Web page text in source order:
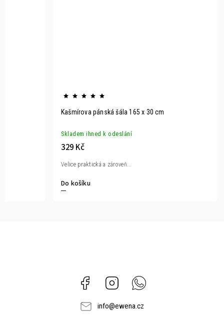
Kašmírova pánská šála 165 x 30 cm
Skladem ihned k odeslání
329 Kč
Do košíku
Velice praktická a zároveň...
Facebook Instagram
info@ewena.cz